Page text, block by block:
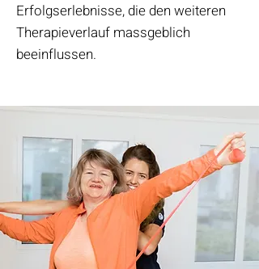
Erfolgserlebnisse, die den weiteren
Therapieverlauf massgeblich
beeinflussen.